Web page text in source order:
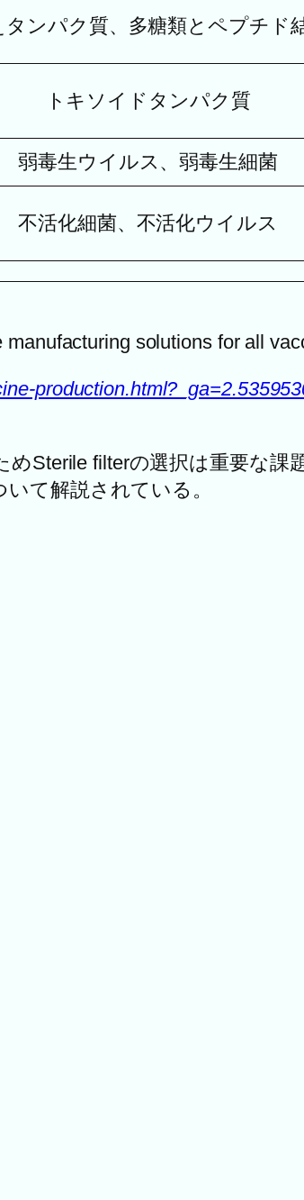
タンパク質、多糖類とペプチド
トキソイドタンパク質
弱毒生ウイルス、弱毒生細菌
不活化細菌、不活化ウイルス
solutions for all
Sterile filterの選択は重要な
て解説されている。